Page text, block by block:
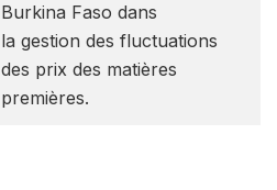
Burkina Faso dans
la gestion des fluctuations
des prix des matières
premières.